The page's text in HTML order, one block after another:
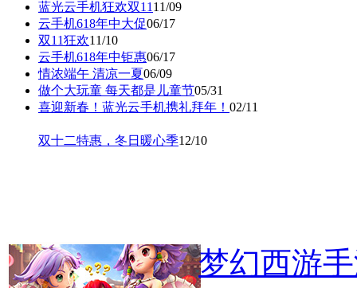
蓝光云手机狂欢双11 11/09
云手机618年中大促06/17
双11狂欢11/10
云手机618年中钜惠06/17
情浓端午 清凉一夏06/09
做个大玩童 每天都是儿童节05/31
喜迎新春！蓝光云手机携礼拜年！ 02/11
双十二特惠，冬日暖心季12/10
梦幻西游